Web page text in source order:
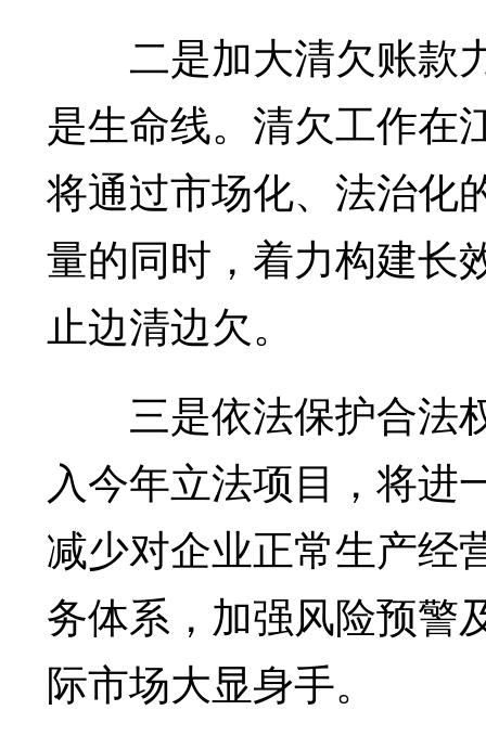
二是加大清欠账款
是生命线。清欠工作在
将通过市场化、法治化
量的同时，着力构建长
止边清边欠。
三是依法保护合法
入今年立法项目，将进
减少对企业正常生产经
务体系，加强风险预警
际市场大显身手。